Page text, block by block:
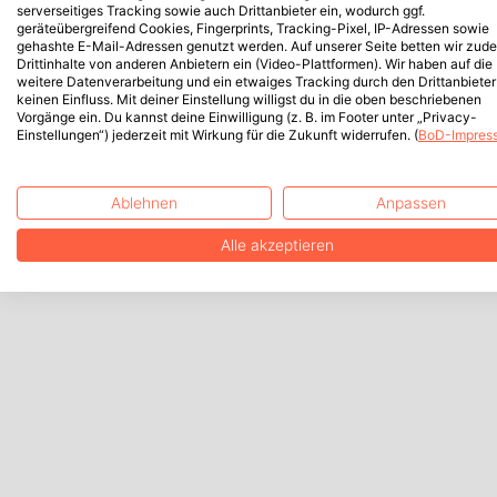
serverseitiges Tracking sowie auch Drittanbieter ein, wodurch ggf.
geräteübergreifend Cookies, Fingerprints, Tracking-Pixel, IP-Adressen sowie
gehashte E-Mail-Adressen genutzt werden. Auf unserer Seite betten wir
Drittinhalte von anderen Anbietern ein (Video-Plattformen). Wir haben auf die
weitere Datenverarbeitung und ein etwaiges Tracking durch den Drittanbieter
keinen Einfluss. Mit deiner Einstellung willigst du in die oben beschriebenen
Vorgänge ein. Du kannst deine Einwilligung (z. B. im Footer unter „Privacy-
Einstellungen“) jederzeit mit Wirkung für die Zukunft widerrufen. (BoD-
Ablehnen Anpassen
Alle akzeptieren